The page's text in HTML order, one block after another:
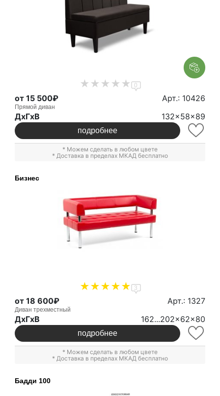
0
от 15 500₽ Арт.: 10426
Прямой диван
ДxГxВ 132x58x89
подробнее
* Можем сделать в любом цвете
* Доставка в пределах МКАД бесплатно
Бизнес
3
от 18 600₽ Арт.: 1327
Диван трехместный
ДxГxВ 162...202x62x80
подробнее
* Можем сделать в любом цвете
* Доставка в пределах МКАД бесплатно
Бадди 100